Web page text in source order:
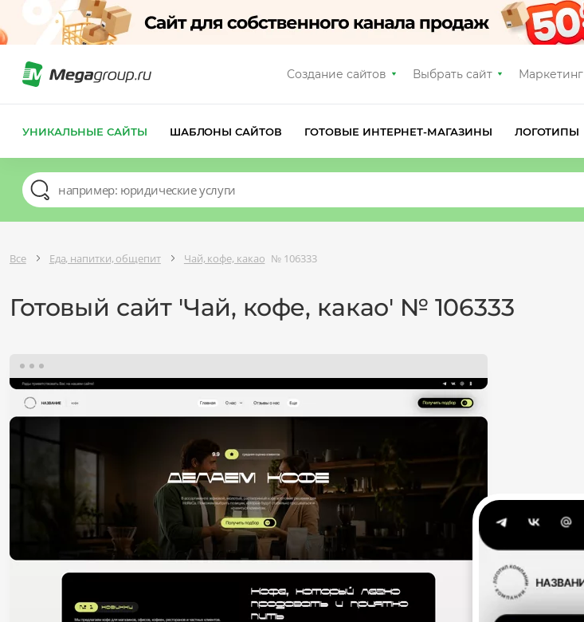
Создание сайтов Выбрать сайт Маркетинг
УНИКАЛЬНЫЕ САЙТЫ ШАБЛОНЫ САЙТОВ ГОТОВЫЕ ИНТЕРНЕТ-МАГАЗИНЫ ЛОГОТИПЫ
Все Еда, напитки, общепит Чай, кофе, какао № 106333
Готовый сайт 'Чай, кофе, какао' № 106333